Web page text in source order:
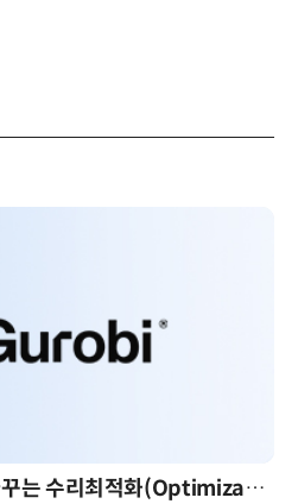
AI 시대의 의사결정을 바꾸는 수리최적화(Optimization): 실제 산업 적용 사례와 활용 전략